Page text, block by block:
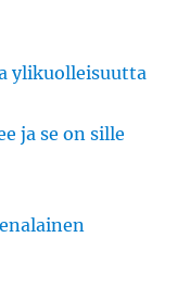
ylikuolleisuutta
ja se on sille